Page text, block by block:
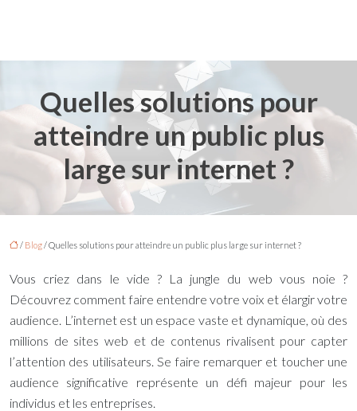
Quelles solutions pour
atteindre un public plus
large sur internet ?
/ Blog/ Quelles solutions pour atteindre un public plus large sur internet ?
Vous criez dans le vide ? La jungle du web vous noie ?
Découvrez comment faire entendre votre voix et élargir votre
audience. L’internet est un espace vaste et dynamique, où des
millions de sites web et de contenus rivalisent pour capter
l’attention des utilisateurs. Se faire remarquer et toucher une
audience significative représente un défi majeur pour les
individus et les entreprises.